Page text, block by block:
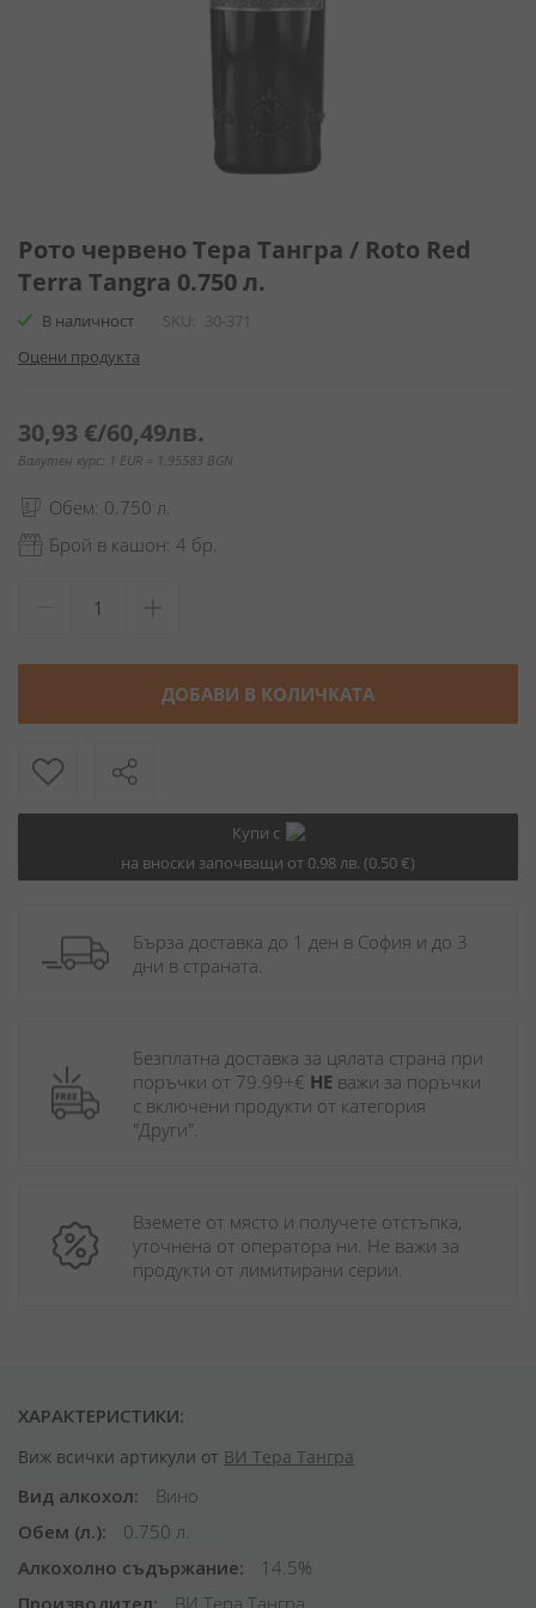
към
на
галерия
снимки
Рото червено Тера Тангра / Roto Red
Terra Tangra 0.750 л.
В наличност SKU
30-371
Оцени продукта
30,93 €/60,49лв.
Валутен курс: 1 EUR = 1.95583 BGN
Обем: 0.750 л.
Брой в кашон: 4 бр.
ДОБАВИ В КОЛИЧКАТА
Купи с
на вноски започващи от 0.98 лв. (0.50 €)
Бърза доставка до 1 ден в София и до 3
дни в страната.
Безплатна доставка за цялата страна при
поръчки от 79.99+€ НЕ важи за поръчки
с включени продукти от категория
"Други".
Вземете от място и получете отстъпка,
уточнена от оператора ни. Не важи за
продукти от лимитирани серии.
ХАРАКТЕРИСТИКИ:
Виж всички артикули от ВИ Тера Тангра
Вид алкохол
Вино
Обем (л.)
0.750 л.
Алкохолно съдържание
14.5%
Производител
ВИ Тера Тангра